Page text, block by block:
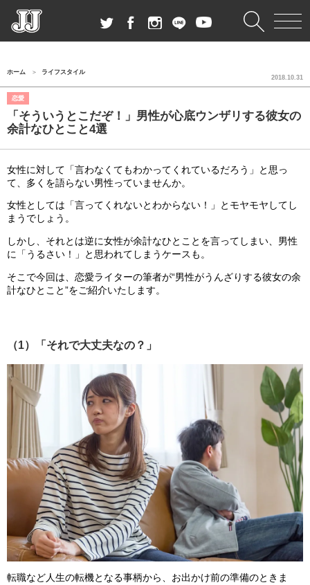
ホーム ライフスタイル
恋愛
「そういうとこだぞ！」男性が心底ウンザリする彼女の
余計なひとこと4選
2018.10.31
女性に対して「言わなくてもわかってくれているだろう」と思っ
て、多くを語らない男性っていませんか。
女性としては「言ってくれないとわからない！」とモヤモヤしてし
まうでしょう。
しかし、それとは逆に女性が余計なひとことを言ってしまい、男性
に「うるさい！」と思われてしまうケースも。
そこで今回は、恋愛ライターの筆者が“男性がうんざりする彼女の余
計なひとこと”をご紹介いたします。
（1）「それで大丈夫なの？」
転職など人生の転機となる事柄から、お出かけ前の準備のときま